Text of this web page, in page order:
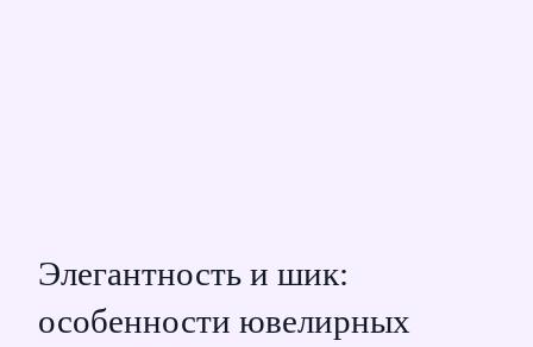
Элегантность и шик:
особенности ювелирных